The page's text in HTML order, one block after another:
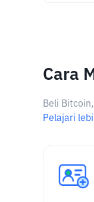
Cara
Beli
Pelajari